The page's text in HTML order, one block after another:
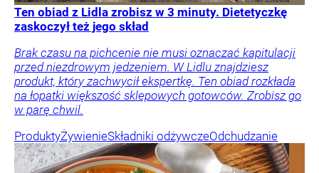
Ten obiad z Lidla zrobisz w 3 minuty. Dietetyczkę
zaskoczył też jego skład
Brak czasu na pichcenie nie musi oznaczać kapitulacji
przed niezdrowym jedzeniem. W Lidlu znajdziesz
produkt, który zachwycił ekspertkę. Ten obiad rozkłada
na łopatki większość sklepowych gotowców. Zrobisz go
w parę chwil.
ProduktyŻywienieSkładniki odżywczeOdchudzanie